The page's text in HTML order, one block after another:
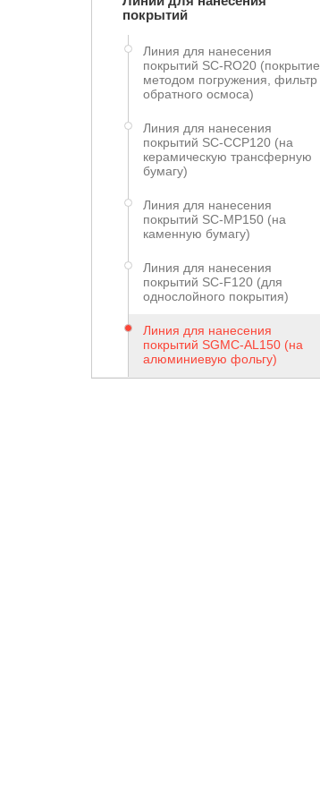
покрытий
Линия для нанесения
покрытий SC-RO20 (покрытие
методом погружения, фильтр
обратного осмоса)
Линия для нанесения
покрытий SC-CCP120 (на
керамическую трансферную
бумагу)
Линия для нанесения
покрытий SC-MP150 (на
каменную бумагу)
Линия для нанесения
покрытий SC-F120 (для
однослойного покрытия)
Линия для нанесения
покрытий SGMC-AL150 (на
алюминиевую фольгу)